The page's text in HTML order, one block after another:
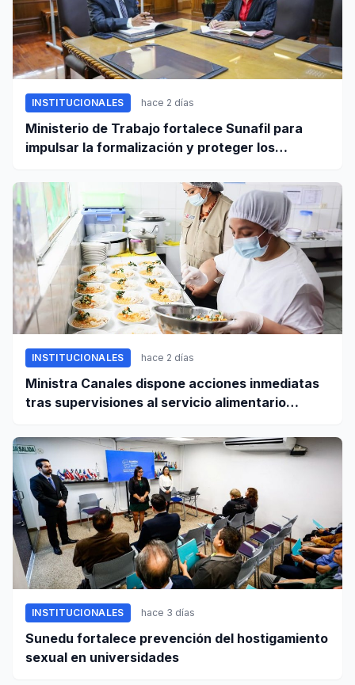
INSTITUCIONALES hace 2 días
Ministerio de Trabajo fortalece Sunafil para
impulsar la formalización y proteger los
INSTITUCIONALES hace 2 días
Ministra Canales dispone acciones inmediatas
tras supervisiones al servicio alimentario
INSTITUCIONALES hace 3 días
Sunedu fortalece prevención del hostigamiento
sexual en universidades